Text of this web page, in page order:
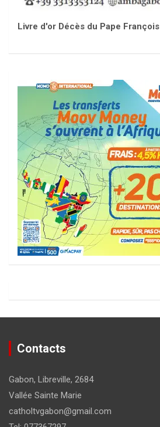
Livre d'or Décès du Pape François
Contacts
Gabon, Libreville, 2684
Vallée Sainte Marie
catholtvgabon@gmail.com